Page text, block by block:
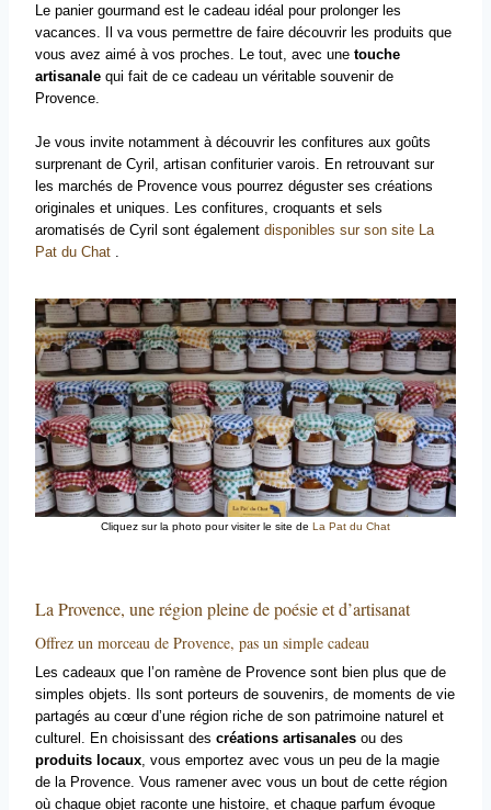
Le panier gourmand est le cadeau idéal pour prolonger les
vacances. Il va vous permettre de faire découvrir les produits que
vous avez aimé à vos proches. Le tout, avec une touche
artisanale qui fait de ce cadeau un véritable souvenir de
Provence.
Je vous invite notamment à découvrir les confitures aux goûts
surprenant de Cyril, artisan confiturier varois. En retrouvant sur
les marchés de Provence vous pourrez déguster ses créations
originales et uniques. Les confitures, croquants et sels
aromatisés de Cyril sont également disponibles sur son site La
Pat du Chat
Cliquez sur la photo pour visiter le site de La Pat du Chat
La Provence, une région pleine de poésie et d’artisanat
Offrez un morceau de Provence, pas un simple cadeau
Les cadeaux que l’on ramène de Provence sont bien plus que de
simples objets. Ils sont porteurs de souvenirs, de moments de vie
partagés au cœur d’une région riche de son patrimoine naturel et
culturel. En choisissant des créations artisanales ou des
produits locaux , vous emportez avec vous un peu de la magie
de la Provence. Vous ramener avec vous un bout de cette région
où chaque objet raconte une histoire, et chaque parfum évoque